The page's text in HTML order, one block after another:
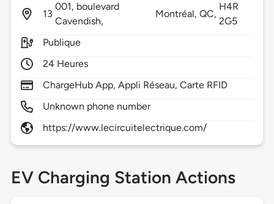
13
001, boulevard
Cavendish,
Montréal, QC,
H4R
2G5
Publique
24 Heures
ChargeHub App, Appli Réseau, Carte RFID
Unknown phone number
https://www.lecircuitelectrique.com/
EV Charging Station Actions